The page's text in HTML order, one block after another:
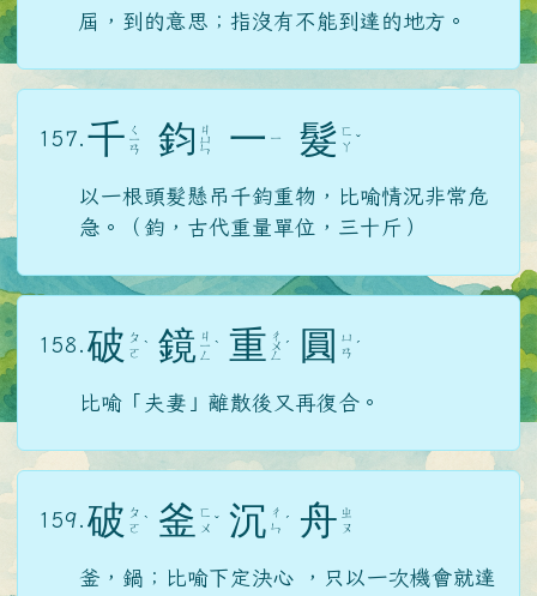
屆，到的意思；指沒有不能到達的地方。
157. 千 ㄑ
ㄧ
ㄢ 鈞 ㄐ
ㄩ
ㄣ 一 ㄧ 髮 ㄈ
ㄚ ˇ
以一根頭髮懸吊千鈞重物，比喻情況非常危
急。（鈞，古代重量單位，三十斤）
158. 破 ㄆ
ㄛ ˋ 鏡 ㄐ
ㄧ
ㄥ
ˋ 重 ㄔ
ㄨ
ㄥ
ˊ 圓 ㄩ
ㄢ ˊ
比喻「夫妻」離散後又再復合。
159. 破 ㄆ
ㄛ ˋ 釜 ㄈ
ㄨ ˇ 沉 ㄔ
ㄣ ˊ 舟 ㄓ
ㄡ
釜，鍋；比喻下定決心 ，只以一次機會就達